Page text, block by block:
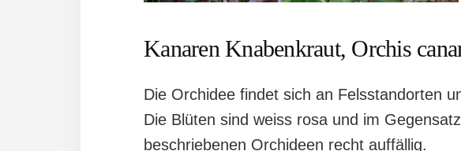
Kanaren Knabenkraut, Orchis
Die Orchidee findet sich an Felsstandorten
Die Blüten sind weiss rosa und im
beschriebenen Orchideen recht auffällig.